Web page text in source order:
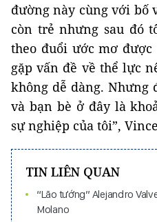
đường này cùng với bố
còn trẻ nhưng sau đó
theo đuổi ước mơ
gặp vấn đề về thể lực
không dễ dàng.
và bạn bè ở đây là
sự nghiệp của tôi”,
TIN LIÊN QUAN
“Lão tướng” Alejandro
Molano